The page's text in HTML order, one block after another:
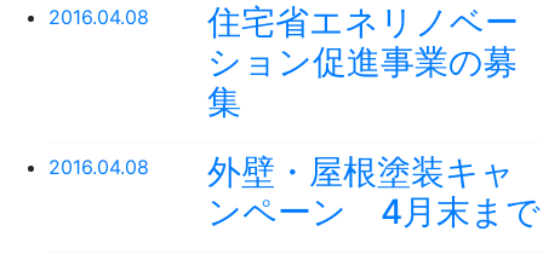
2016.04.08
住宅省エネリノベー
ション促進事業の募
集
2016.04.08
外壁・屋根塗装キャ
ンペーン 4月末まで